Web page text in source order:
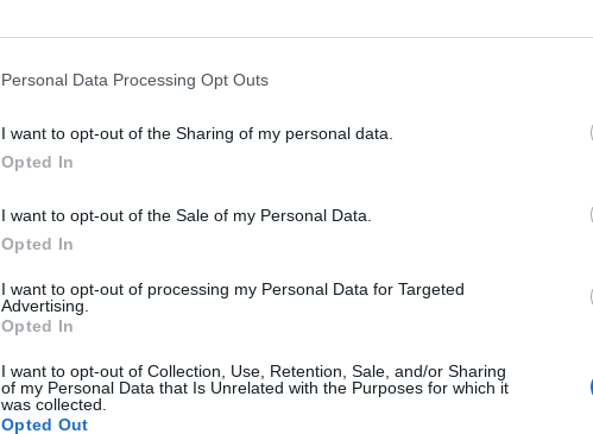
Personal Data Processing Opt Outs
I want to opt-out of the Sharing of my personal data.
Opted In
I want to opt-out of the Sale of my Personal Data.
Opted In
I want to opt-out of processing my Personal Data for Targeted
Advertising.
Opted In
I want to opt-out of Collection, Use, Retention, Sale, and/or Sharing
of my Personal Data that Is Unrelated with the Purposes for which it
was collected.
Opted Out